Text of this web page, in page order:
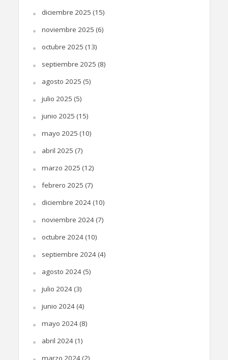
diciembre 2025 (15)
noviembre 2025 (6)
octubre 2025 (13)
septiembre 2025 (8)
agosto 2025 (5)
julio 2025 (5)
junio 2025 (15)
mayo 2025 (10)
abril 2025 (7)
marzo 2025 (12)
febrero 2025 (7)
diciembre 2024(10)
noviembre 2024(7)
octubre 2024(10)
septiembre 2024(4)
agosto 2024(5)
julio 2024(3)
junio 2024(4)
mayo 2024(8)
abril 2024(1)
marzo 2024(2)